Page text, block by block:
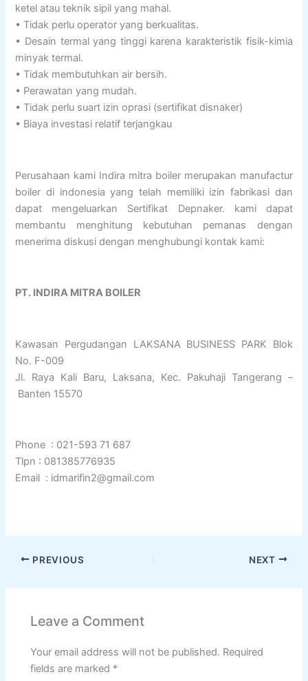
ketel atau teknik sipil yang mahal.
• Tidak perlu operator yang berkualitas.
• Desain termal yang tinggi karena karakteristik fisik-kimia
minyak termal.
• Tidak membutuhkan air bersih.
• Perawatan yang mudah.
• Tidak perlu suart izin oprasi (sertifikat disnaker)
• Biaya investasi relatif terjangkau
Perusahaan kami Indira mitra boiler merupakan manufactur
boiler di indonesia yang telah memiliki izin fabrikasi dan
dapat mengeluarkan Sertifikat Depnaker. kami dapat
membantu menghitung kebutuhan pemanas dengan
menerima diskusi dengan menghubungi kontak kami:
PT. INDIRA MITRA BOILER
Kawasan Pergudangan LAKSANA BUSINESS PARK Blok
No. F-009
Jl. Raya Kali Baru, Laksana, Kec. Pakuhaji Tangerang –
Banten 15570
Phone : 021-593 71 687
Tlpn : 081385776935
Email : idmarifin2@gmail.com
PREVIOUS NEXT
Leave a Comment
Your email address will not be published. Required
fields are marked *